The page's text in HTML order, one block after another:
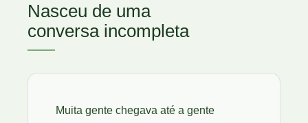
Nasceu de uma
conversa incompleta
Muita gente chegava até a gente